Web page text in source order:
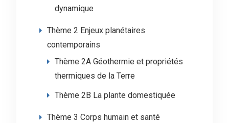
dynamique
Thème 2 Enjeux planétaires
contemporains
Thème 2A Géothermie et propriétés
thermiques de la Terre
Thème 2B La plante domestiquée
Thème 3 Corps humain et santé